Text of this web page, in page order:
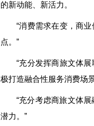
的新动能、新活力。
“消费需求在变，商
点。”
“充分发挥商旅文体
极打造融合性服务消费场
“充分考虑商旅文体展
潜力。”